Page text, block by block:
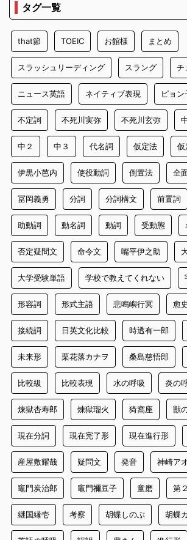
タグ一覧
that節 TOEIC お館様 まとめ
スラッシュリーディング スラング チ
ニュース英語 ネイティブ表現 ピョン
不定詞 不死川実弥 不死川玄弥
中２ 中３ 代名詞 仮定法 仮
伊黒小芭内 使役動詞 倒置法 全
冨岡義勇 分詞 分詞構文 前置詞
助動詞 動名詞 動詞 受動態
否定疑問文 命令文 嘴平伊之助
大学受験単語 学校で教えてくれない
形容詞 形式主語 悲鳴嶼行冥 愈
接続詞 日英文化比較 時透有一郎
未来形 栗花落カナヲ 桑島慈悟郎
比較級 比較表現 水の呼吸 炎の
煉獄杏寿郎 煉獄瑠火 猗窩座 獣
現在分詞 現在完了形 現在進行形
産屋敷耀哉 疑問文 発音 神崎ア
竈門炭治郎 竈門禰豆子 童磨 第
継国縁壱 考察 胡蝶しのぶ 胡蝶